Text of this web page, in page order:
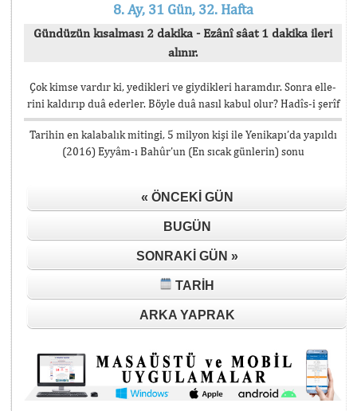
8. Ay, 31 Gün, 32. Hafta
Gündüzün kısalması 2 dakika - Ezânî sâat 1 dakika ileri
alınır.
Çok kimse vardır ki, yedikleri ve giydikleri haramdır. Sonra elle-
rini kaldırıp duâ ederler. Böyle duâ nasıl kabul olur? Hadîs-i şerîf
Tarihin en kalabalık mitingi, 5 milyon kişi ile Yenikapı’da yapıldı
(2016) Eyyâm-ı Bahûr’un (En sıcak günlerin) sonu
« ÖNCEKI GÜN
BUGÜN
SONRAKI GÜN »
TARIH
ARKA YAPRAK